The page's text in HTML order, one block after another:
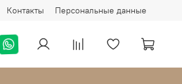
Контакты Персональные данные